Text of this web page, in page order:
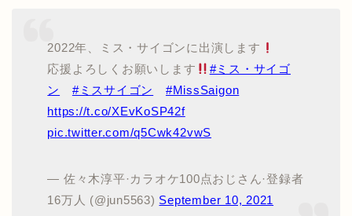
2022年、ミス・サイゴンに出演します
応援よろしくお願いします
#ミス・サイゴ
ン
#ミスサイゴン
#MissSaigon
https://t.co/XEvKoSP42f
pic.twitter.com/q5Cwk42vwS
— 佐々木淳平·カラオケ100点おじさん·登録者
16万人 (@jun5563) September 10, 2021